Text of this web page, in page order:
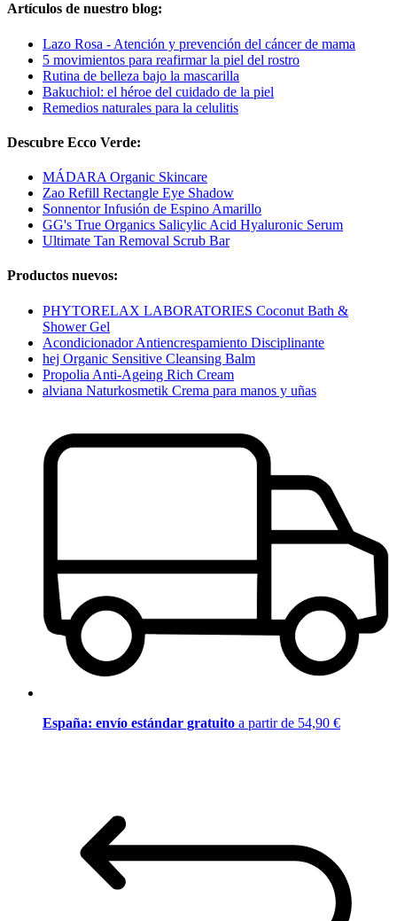
Artículos de nuestro blog:
Lazo Rosa - Atención y prevención del cáncer de mama
5 movimientos para reafirmar la piel del rostro
Rutina de belleza bajo la mascarilla
Bakuchiol: el héroe del cuidado de la piel
Remedios naturales para la celulitis
Descubre Ecco Verde:
MÁDARA Organic Skincare
Zao Refill Rectangle Eye Shadow
Sonnentor Infusión de Espino Amarillo
GG's True Organics Salicylic Acid Hyaluronic Serum
Ultimate Tan Removal Scrub Bar
Productos nuevos:
PHYTORELAX LABORATORIES Coconut Bath &
Shower Gel
Acondicionador Antiencrespamiento Disciplinante
hej Organic Sensitive Cleansing Balm
Propolia Anti-Ageing Rich Cream
alviana Naturkosmetik Crema para manos y uñas
España: envío estándar gratuito a partir de 54,90 €